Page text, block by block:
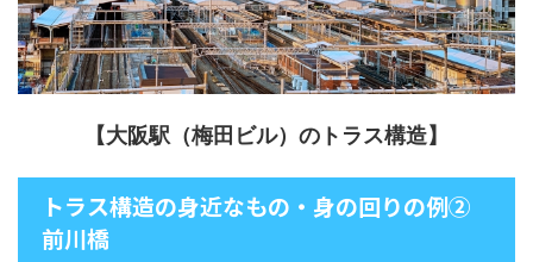
【大阪駅（梅田ビル）のトラス構造】
トラス構造の身近なもの・身の回りの例②
前川橋